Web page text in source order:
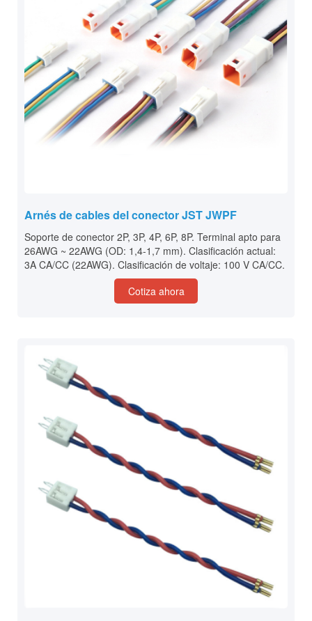
Arnés de cables del conector JST JWPF
Soporte de conector 2P, 3P, 4P, 6P, 8P. Terminal apto para
26AWG ~ 22AWG (OD: 1,4-1,7 mm). Clasificación actual:
3A CA/CC (22AWG). Clasificación de voltaje: 100 V CA/CC.
Cotiza ahora